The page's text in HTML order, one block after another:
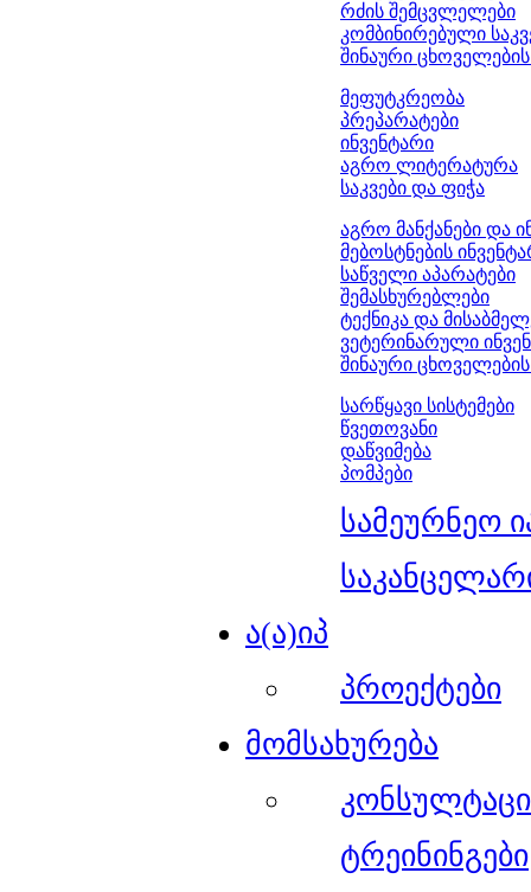
რძის შემცვლელები
კომბინირებული
შინაური ცხოველების
მეფუტკრეობა
პრეპარატები
ინვენტარი
აგრო ლიტერატურა
საკვები და ფიჭა
აგრო მანქანები და
მებოსტნების
საწველი აპარატები
შემასხურებლები
ტექნიკა და
ვეტერინარული
შინაური ცხოველების
სარწყავი სისტემები
წვეთოვანი
დაწვიმება
პომპები
სამეურნეო
ა(ა)იპ
პროექტები
მომსახურება
ტრეინინგები